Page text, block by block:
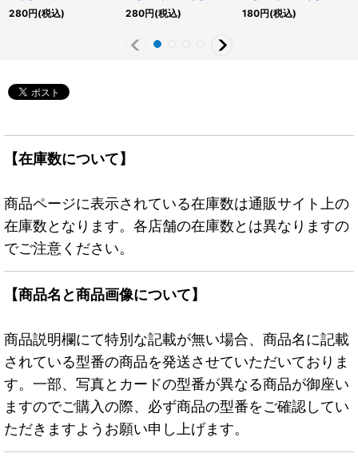
JP053}《RD魔法》
280円(税込)
{RD/KP25-JP025}
《RDモンスター》
280円(税込)
{RD/KP25-JP043}
《RDフュージョン》
180円(税込)
【在庫数について】
商品ページに表示されている在庫数は通販サイト上の
在庫数となります。各店舗の在庫数とは異なりますの
でご注意ください。
【商品名と商品画像について】
商品説明欄にて特別な記載が無い場合、商品名に記載
されている型番の商品を発送させていただいておりま
す。一部、写真とカードの型番が異なる商品が御座い
ますのでご購入の際、必ず商品の型番をご確認してい
ただきますようお願い申し上げます。